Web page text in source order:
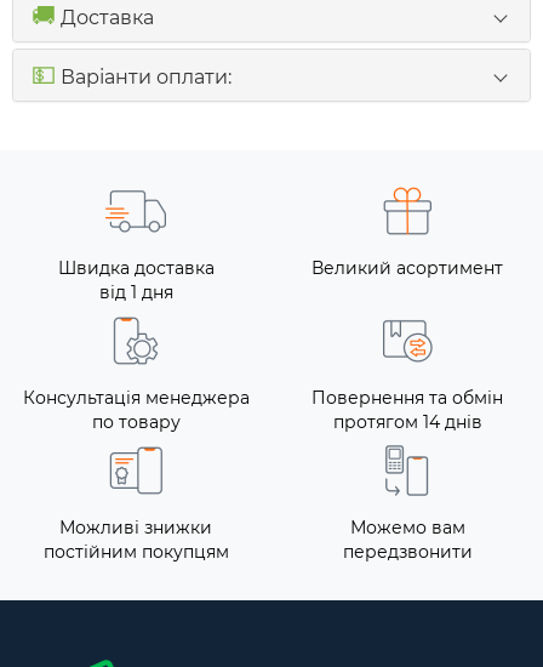
🚚 Доставка
💵 Варіанти оплати:
Швидка доставка
від 1 дня
Великий асортимент
Консультація менеджера
по товару
Повернення та обмін
протягом 14 днів
Можливі знижки
постійним покупцям
Можемо вам
передзвонити